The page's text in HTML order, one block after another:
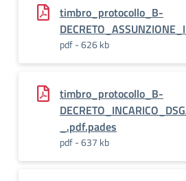
timbro_protocollo_B-
pdf - 626 kb
timbro_protocollo_B-
_.pdf.pades
pdf - 637 kb